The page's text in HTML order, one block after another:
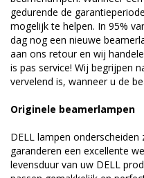
gedurende de
mogelijk te helpen. In 95%
dag nog een nieuwe
aan ons retour en wij
is pas service! Wij begrijpen
vervelend is, wanneer u de
Originele beamerlampen
DELL lampen
garanderen een excellente
levensduur van uw DELL